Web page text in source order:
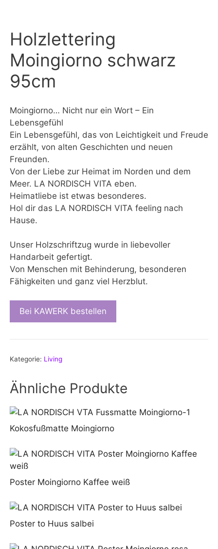
Holzlettering
Moingiorno schwarz
95cm
Moingiorno… Nicht nur ein Wort – Ein
Lebensgefühl
Ein Lebensgefühl, das von Leichtigkeit und Freude
erzählt, von alten Geschichten und neuen
Freunden.
Von der Liebe zur Heimat im Norden und dem
Meer. LA NORDISCH VITA eben.
Heimatliebe ist etwas besonderes.
Hol dir das LA NORDISCH VITA feeling nach
Hause.
Unser Holzschriftzug wurde in liebevoller
Handarbeit gefertigt.
Von Menschen mit Behinderung, besonderen
Fähigkeiten und ganz viel Herzblut.
Bei KAWERK bestellen
Kategorie: Living
Ähnliche Produkte
Kokosfußmatte Moingiorno
Poster Moingiorno Kaffee weiß
Poster to Huus salbei